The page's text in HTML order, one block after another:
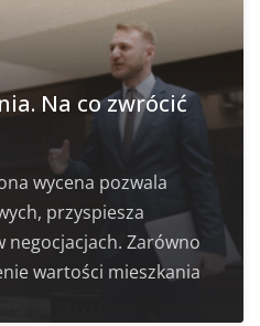
Na co zwrócić
wycena pozwala
przyspiesza
negocjacjach. Zarówno
wartości mieszkania